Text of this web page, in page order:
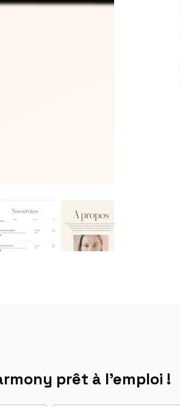
prêt à l'emploi !